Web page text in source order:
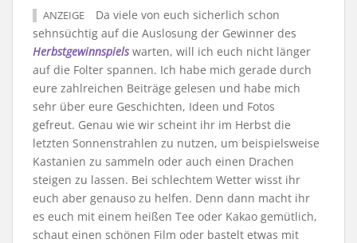
ANZEIGE
Da viele von euch sicherlich schon
sehnsüchtig auf die Auslosung der Gewinner des
Herbstgewinnspielswarten, will ich euch nicht länger
auf die Folter spannen. Ich habe mich gerade durch
eure zahlreichen Beiträge gelesen und habe mich
sehr über eure Geschichten, Ideen und Fotos
gefreut. Genau wie wir scheint ihr im Herbst die
letzten Sonnenstrahlen zu nutzen, um beispielsweise
Kastanien zu sammeln oder auch einen Drachen
steigen zu lassen. Bei schlechtem Wetter wisst ihr
euch aber genauso zu helfen. Denn dann macht ihr
es euch mit einem heißen Tee oder Kakao gemütlich,
schaut einen schönen Film oder bastelt etwas mit